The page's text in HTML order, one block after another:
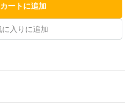
カートに追加